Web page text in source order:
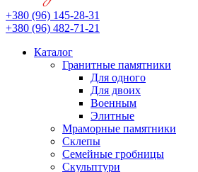
+380 (96) 145-28-31
+380 (96) 482-71-21
Каталог
Гранитные памятники
Для одного
Для двоих
Военным
Элитные
Мраморные памятники
Склепы
Семейные гробницы
Скульптури